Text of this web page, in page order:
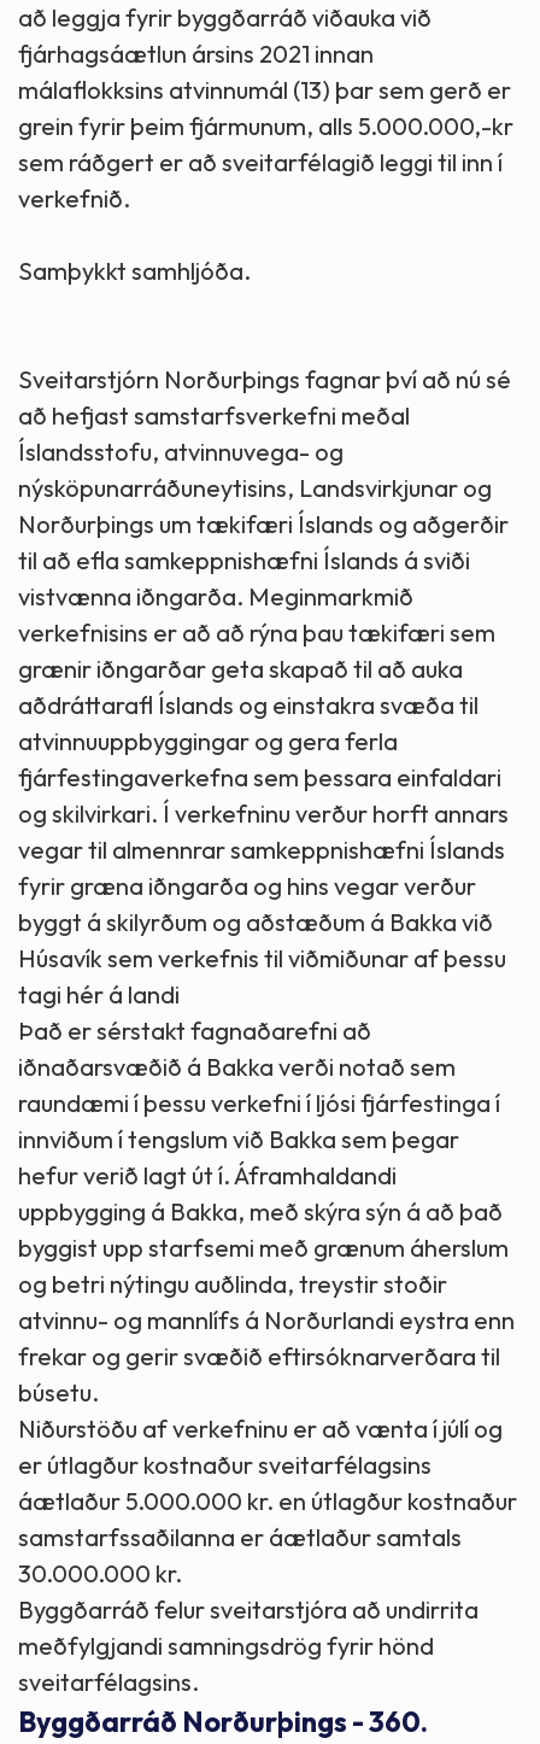
að leggja fyrir byggðarráð viðauka við
fjárhagsáætlun ársins 2021 innan
málaflokksins atvinnumál (13) þar sem gerð er
grein fyrir þeim fjármunum, alls 5.000.000,-kr
sem ráðgert er að sveitarfélagið leggi til inn í
verkefnið.
Samþykkt samhljóða.
Sveitarstjórn Norðurþings fagnar því að nú sé
að hefjast samstarfsverkefni meðal
Íslandsstofu, atvinnuvega- og
nýsköpunarráðuneytisins, Landsvirkjunar og
Norðurþings um tækifæri Íslands og aðgerðir
til að efla samkeppnishæfni Íslands á sviði
vistvænna iðngarða. Meginmarkmið
verkefnisins er að að rýna þau tækifæri sem
grænir iðngarðar geta skapað til að auka
aðdráttarafl Íslands og einstakra svæða til
atvinnuuppbyggingar og gera ferla
fjárfestingaverkefna sem þessara einfaldari
og skilvirkari. Í verkefninu verður horft annars
vegar til almennrar samkeppnishæfni Íslands
fyrir græna iðngarða og hins vegar verður
byggt á skilyrðum og aðstæðum á Bakka við
Húsavík sem verkefnis til viðmiðunar af þessu
tagi hér á landi
Það er sérstakt fagnaðarefni að
iðnaðarsvæðið á Bakka verði notað sem
raundæmi í þessu verkefni í ljósi fjárfestinga í
innviðum í tengslum við Bakka sem þegar
hefur verið lagt út í. Áframhaldandi
uppbygging á Bakka, með skýra sýn á að það
byggist upp starfsemi með grænum áherslum
og betri nýtingu auðlinda, treystir stoðir
atvinnu- og mannlífs á Norðurlandi eystra enn
frekar og gerir svæðið eftirsóknarverðara til
búsetu.
Niðurstöðu af verkefninu er að vænta í júlí og
er útlagður kostnaður sveitarfélagsins
áætlaður 5.000.000 kr. en útlagður kostnaður
samstarfssaðilanna er áætlaður samtals
30.000.000 kr.
Byggðarráð felur sveitarstjóra að undirrita
meðfylgjandi samningsdrög fyrir hönd
sveitarfélagsins.
Byggðarráð Norðurþings - 360.